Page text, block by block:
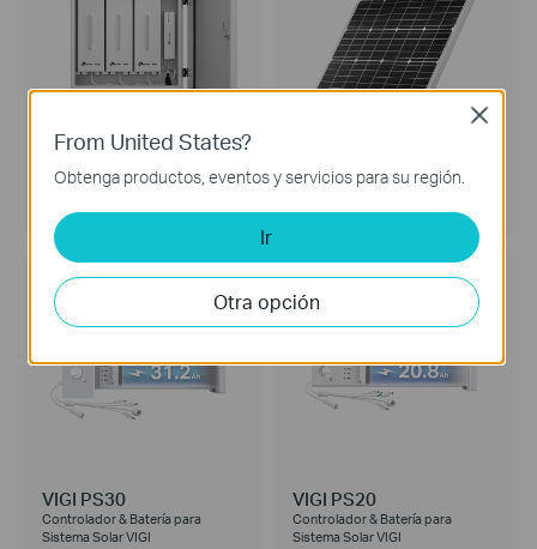
VIGI PS90
Controlador & Batería para
Sistema Solar VIGI
VIGI Solar Panel 60W
Panel Solar VIGI
VIGI PS30
Controlador & Batería para
Sistema Solar VIGI
VIGI PS20
Controlador & Batería para
Sistema Solar VIGI
From United States?
Obtenga productos, eventos y servicios para su región.
Ir
Otra opción
Close